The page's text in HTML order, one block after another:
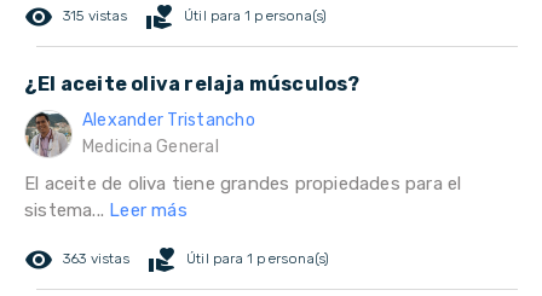
remove_red_eye 315 vistas volunteer_activism Útil para 1 persona(s)
¿El aceite oliva relaja músculos?
Alexander Tristancho
Medicina General
El aceite de oliva tiene grandes propiedades para el
sistema... Leer más
remove_red_eye 363 vistas volunteer_activism Útil para 1 persona(s)